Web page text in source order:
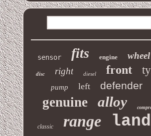
sensor fits engine wheel
disc right diesel front
pump left defender
genuine alloy
classic range land